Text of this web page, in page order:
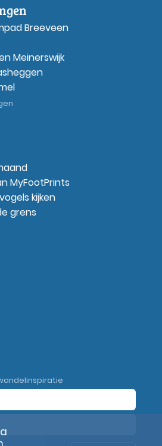
Breeveen
Meinerswijk
MyFootPrints
kijken
grens